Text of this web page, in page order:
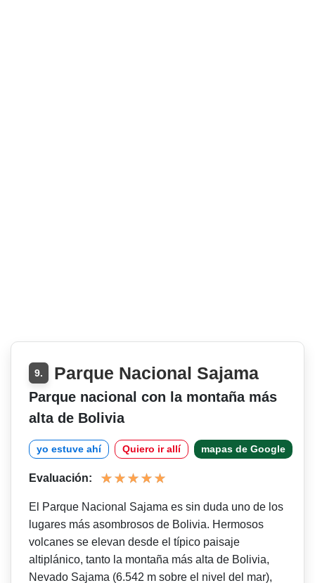
9. Parque Nacional Sajama
Parque nacional con la montaña más
alta de Bolivia
yo estuve ahí Quiero ir allí mapas de Google
Evaluación:
El Parque Nacional Sajama es sin duda uno de los
lugares más asombrosos de Bolivia. Hermosos
volcanes se elevan desde el típico paisaje
altiplánico, tanto la montaña más alta de Bolivia,
Nevado Sajama (6.542 m sobre el nivel del mar),